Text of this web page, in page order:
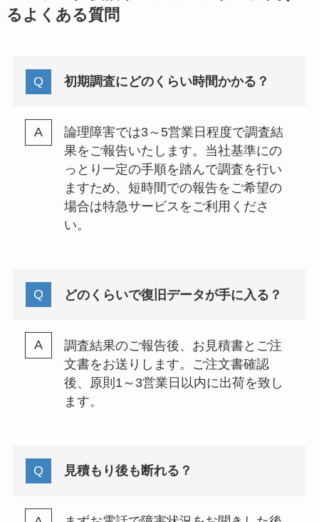
るよくある質問
初期調査にどのくらい時間かかる？
論理障害では3～5営業日程度で調査結
果をご報告いたします。当社基準にの
っとり一定の手順を踏んで調査を行い
ますため、短時間での報告をご希望の
場合は特急サービスをご利用くださ
い。
どのくらいで復旧データが手に入る？
調査結果のご報告後、お見積書とご注
文書をお送りします。ご注文書確認
後、原則1～3営業日以内に出荷を致し
ます。
見積もり後も断れる？